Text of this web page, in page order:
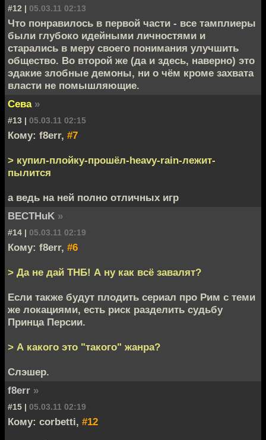
#12 | 05.03.11 02:13
Что понравилось в первой части - все тамплиеры
были глубоко идейными личностями и
старались в меру своего понимания улучшить
общество. Во второй же (да и здесь, наверно) это
эдакие злобные демоны, ни о чём кроме захвата
власти не помышляющие.
Сева »
#13 | 05.03.11 02:15
Кому: f8err, #7
> купил-плойку-прошёл-heavy-rain-лежит-
пылится
а ведь на ней полно отличных игр
BECTHuK »
#14 | 05.03.11 02:19
Кому: f8err, #6
> Да не дай ТНБ! А ну как всё завалят?
Если также будут плодить сериал про Рим с теми
же локациями, есть риск разделить судьбу
Принца Персии.
> А какого это "такого" жанра?
Слэшер.
f8err »
#15 | 05.03.11 02:19
Кому: corbetti, #12